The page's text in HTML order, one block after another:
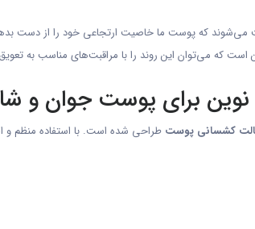
که پوست ما خاصیت ارتجاعی خود را از دست
که می‌توان این روند را با مراقبت‌های مناسب به
کشسانی پوست طراحی شده است. با استفاده منظم و